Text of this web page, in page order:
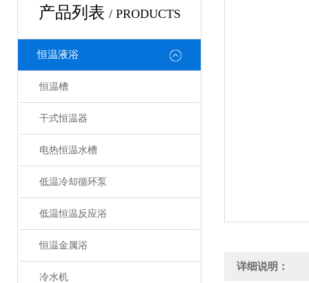
产品列表 / PRODUCTS
恒温液浴
恒温槽
干式恒温器
电热恒温水槽
低温冷却循环泵
低温恒温反应浴
恒温金属浴
冷水机
详细说明：